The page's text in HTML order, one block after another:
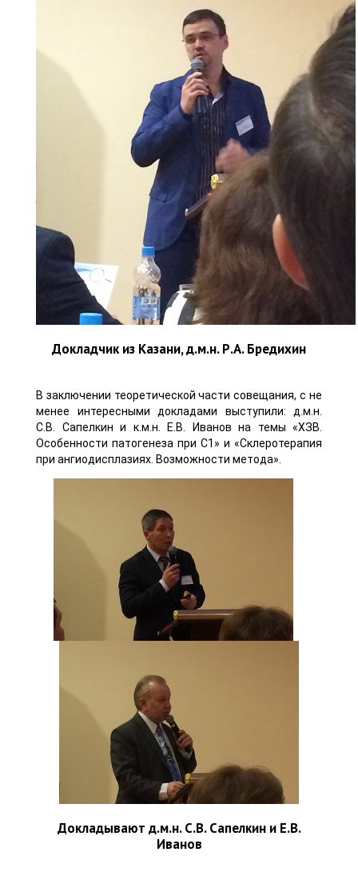
Докладчик из Казани, д.м.н. Р.А. Бредихин
В заключении теоретической части совещания, с не
менее интересными докладами выступили: д.м.н.
С.В. Сапелкин и к.м.н. Е.В. Иванов на темы «ХЗВ.
Особенности патогенеза при С1» и «Склеротерапия
при ангиодисплазиях. Возможности метода».
Докладывают д.м.н. С.В. Сапелкин и Е.В.
Иванов